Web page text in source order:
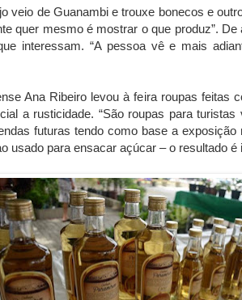
veio de Guanambi e trouxe bonecos e
quer mesmo é mostrar o que produz”.
interessam. “A pessoa vê e mais
Ana Ribeiro levou à feira roupas feitas
a rusticidade. “São roupas para
futuras tendo como base a
usado para ensacar açúcar – o resultado é